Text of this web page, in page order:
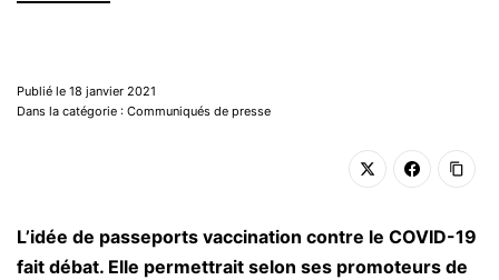
Publié le 18 janvier 2021
Dans la catégorie : Communiqués de presse
L’idée de passeports vaccination contre le COVID-19
fait débat. Elle permettrait selon ses promoteurs de